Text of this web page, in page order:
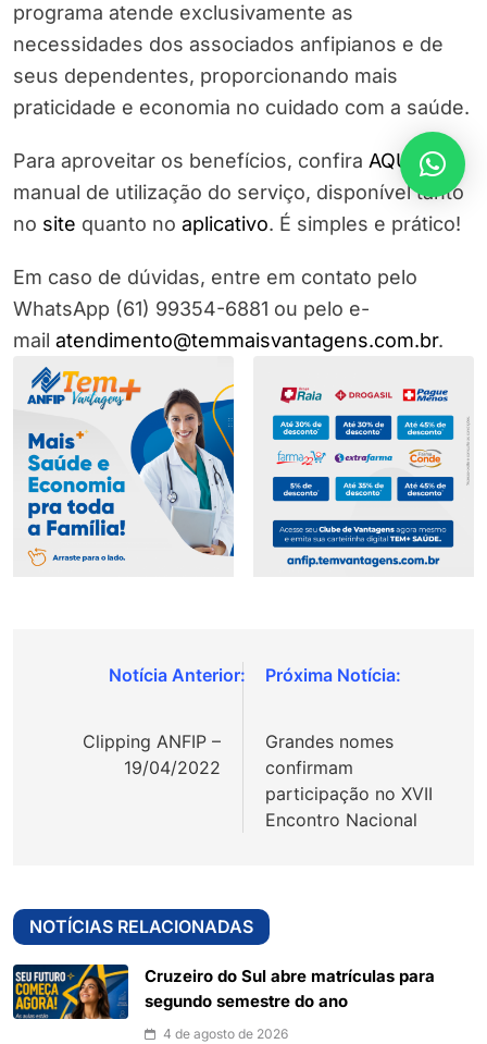
programa atende exclusivamente as
necessidades dos associados anfipianos e de
seus dependentes, proporcionando mais
praticidade e economia no cuidado com a saúde.
Para aproveitar os benefícios, confira AQUI
o
manual de utilização do serviço, disponível tanto
no site quanto no aplicativo. É simples e prático!
Em caso de dúvidas, entre em contato pelo
WhatsApp (61) 99354-6881 ou pelo e-
mail atendimento@temmaisvantagens.com.br.
Navegação
Post
Clipping ANFIP –
19/04/2022
Grandes nomes
confirmam
participação no XVII
Encontro Nacional
NOTÍCIAS RELACIONADAS
Cruzeiro do Sul abre matrículas para
segundo semestre do ano
4 de agosto de 2026